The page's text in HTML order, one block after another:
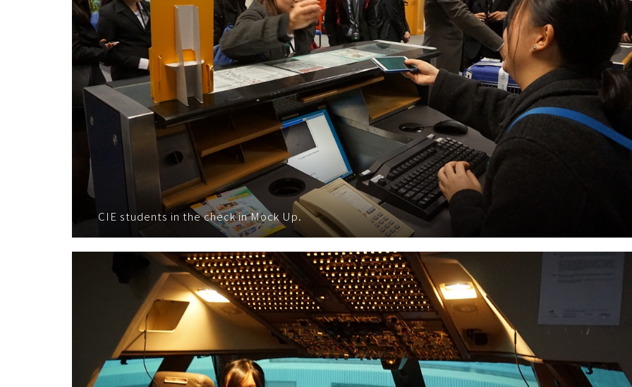
CIE students in the check in Mock Up.